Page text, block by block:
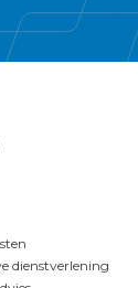
dienstverlening